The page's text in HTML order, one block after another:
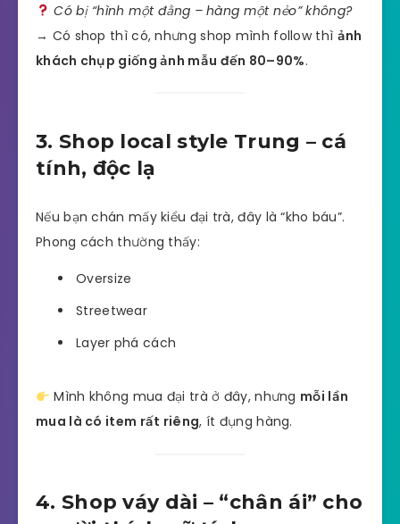
Có bị “hình một đằng – hàng một nẻo” không?
→ Có shop thì có, nhưng shop mình follow thì ảnh
khách chụp giống ảnh mẫu đến 80–90%.
3. Shop local style Trung – cá
tính, độc lạ
Nếu bạn chán mấy kiểu đại trà, đây là “kho báu”.
Phong cách thường thấy:
Oversize
Streetwear
Layer phá cách
Mình không mua đại trà ở đây, nhưng mỗi lần
mua là có item rất riêng, ít đụng hàng.
4. Shop váy dài – “chân ái” cho